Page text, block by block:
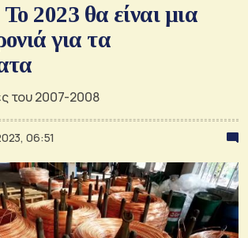
2023 θα είναι μια
για τα
του 2007-2008
06:51